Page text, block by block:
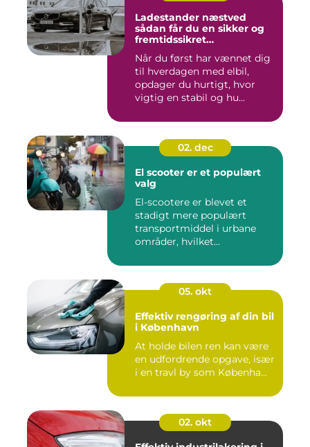
Ladestander næstved
sådan får du en sikker og
fremtidssikret
Når du først har vænnet dig
til hverdagen med elbil,
opdager du hurtigt, hvor
vigtig en stabil og hu...
02. dec
El scooter er et populært
valg
El-scootere er blevet et
stadigt mere populært
transportmiddel i urbane
områder, hvilket...
05. okt
Effektiv rengøring af din bil
i København
At holde bilen ren kan være
en udfordrende opgave, især
i en travl by som Københa...
02. okt